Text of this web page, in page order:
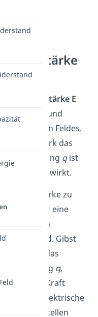
Feldstärke
Feldstärke E
die Stärke und
elektrischen Feldes.
an, wie stark das
einer Ladung qist
Richtung es wirkt.
Feldstärke zu
du aber eine
, die auch
wird. Gibst
in das
der Ladung q,
elektrische Kraft
elektrische
auch darstellen